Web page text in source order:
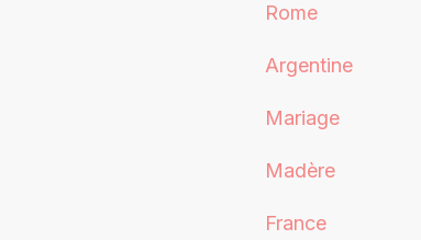
Rome
Argentine
Mariage
Madère
France